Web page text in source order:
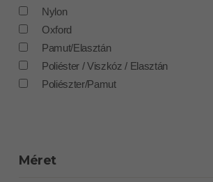
Nylon
Oxford
Pamut/Elasztán
Poliéster / Viszkóz / Elasztán
Poliészter/Pamut
Méret